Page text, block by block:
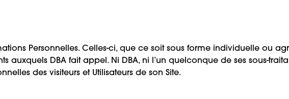
Personnelles. Celles-ci, que ce soit sous forme individuelle ou
auxquels DBA fait appel. Ni DBA, ni l’un quelconque de ses sous-
des visiteurs et Utilisateurs de son Site.